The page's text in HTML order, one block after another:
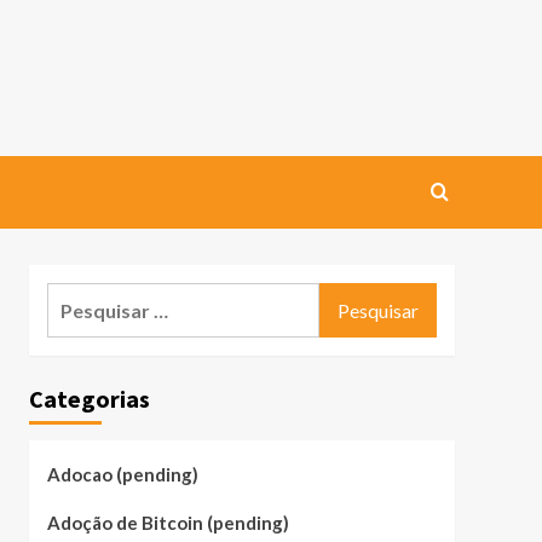
Categorias
Adocao (pending)
Adoção de Bitcoin (pending)